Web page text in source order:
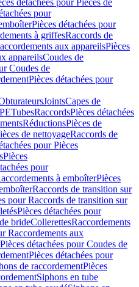
détachées pour Pièces de
pour
Pièces détachées pour
à griffesRaccords de
aux appareilsPièces
appareilsCoudes de
Coudes de
Pièces détachées pour
JointsCapes de
TubesRaccordsPièces détachées
RéductionsPièces de
de nettoyageRaccords de
pour Pièces
Pièces
pour
à emboîterPièces
Raccords de transition sur
pour Raccords de transition sur
Pièces détachées pour
brideCollerettesRaccordements
Raccordements aux
Pièces détachées pour Coudes de
Pièces détachées pour
de raccordementPièces
Siphons en tube